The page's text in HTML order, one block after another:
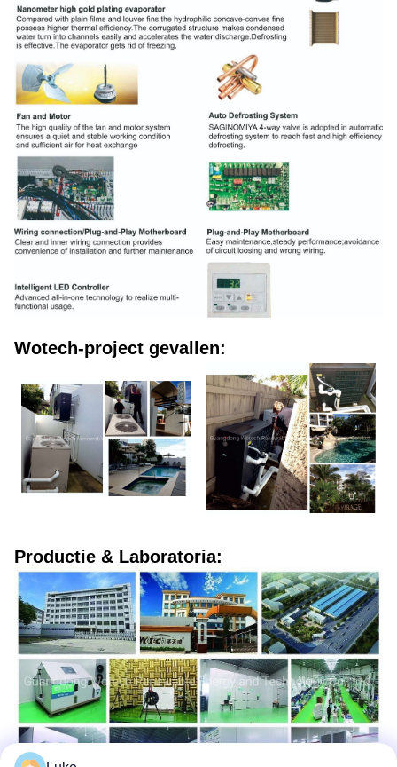
Wotech-project gevallen:
Productie & Laboratoria: